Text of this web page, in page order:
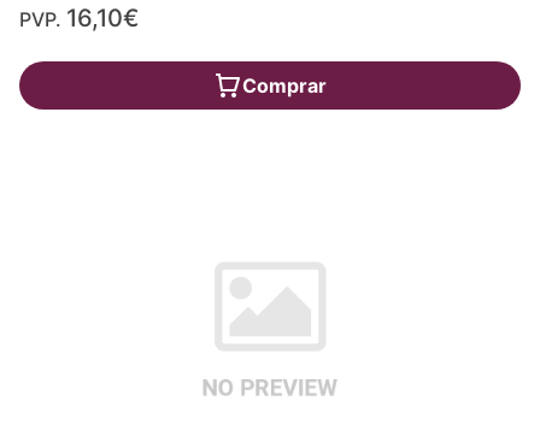
PVP. 16,10€
Comprar